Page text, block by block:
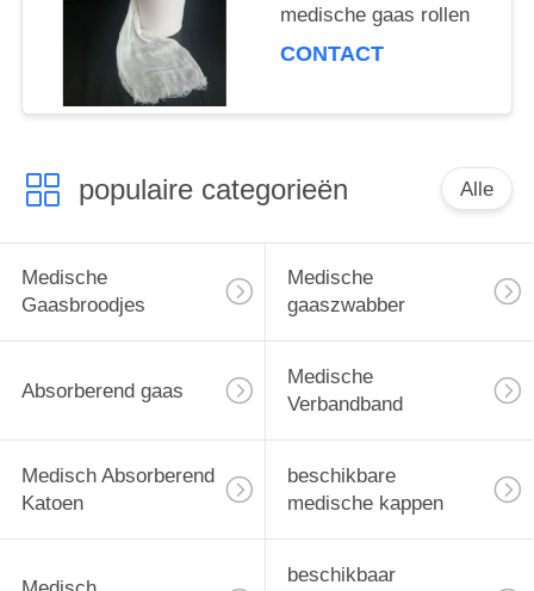
medische gaas rollen
CONTACT
populaire categorieën Alle
Medische
Gaasbroodjes
Medische
gaaszwabber
Absorberend gaas
Medische
Verbandband
Medisch Absorberend
Katoen
beschikbare
medische kappen
beschikbaar